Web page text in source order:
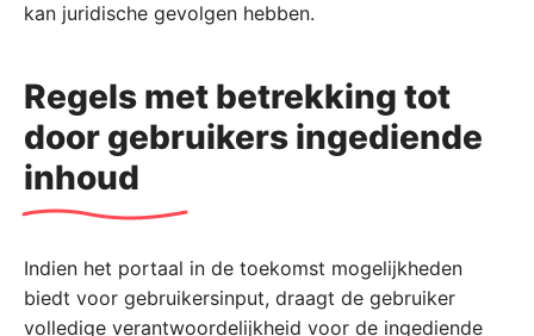
kan juridische gevolgen hebben.
Regels met betrekking tot
door gebruikers ingediende
inhoud
Indien het portaal in de toekomst mogelijkheden
biedt voor gebruikersinput, draagt de gebruiker
volledige verantwoordelijkheid voor de ingediende